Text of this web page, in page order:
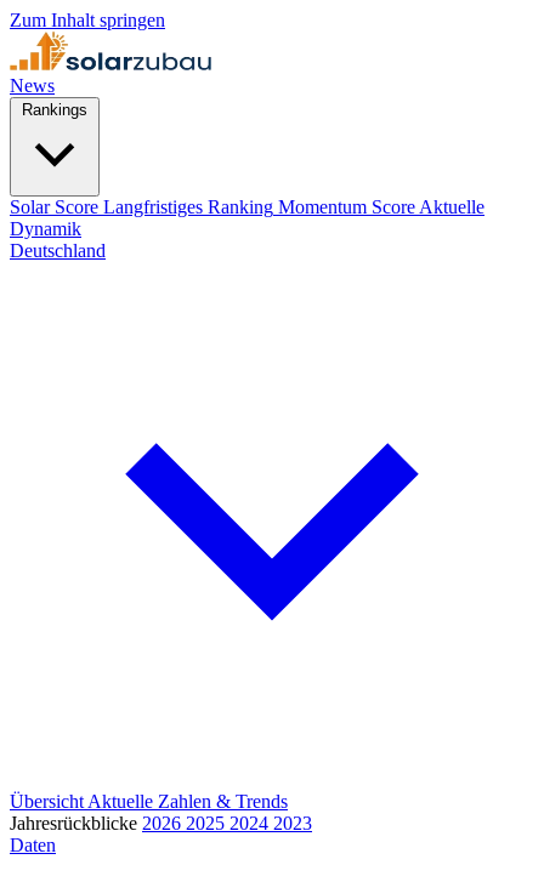
Zum Inhalt springen
News
Solar Score Langfristiges Ranking Momentum Score Aktuelle
Dynamik
Deutschland
Übersicht Aktuelle Zahlen & Trends
Jahresrückblicke 2026 2025 2024 2023
Daten